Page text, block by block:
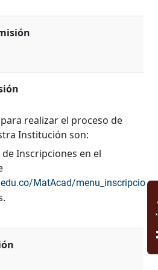
realizar el proceso de
Institución son:
Inscripciones en el
MatAcad/